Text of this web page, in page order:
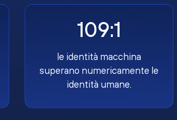
109:1
le identità macchina
superano numericamente le
identità umane.